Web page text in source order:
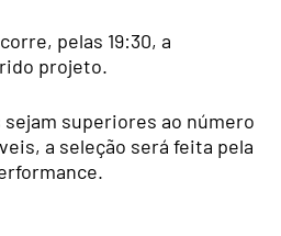
pelas 19:30, a
projeto.
superiores ao número
a seleção será feita pela